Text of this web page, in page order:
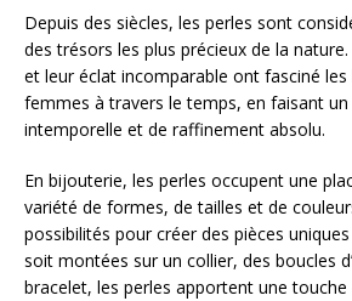
Depuis des siècles, les perles sont
des trésors les plus précieux de la
et leur éclat incomparable ont fasciné
femmes à travers le temps, en faisant un
intemporelle et de raffinement absolu.
En bijouterie, les perles occupent une
variété de formes, de tailles et de
possibilités pour créer des pièces
soit montées sur un collier, des boucles
bracelet, les perles apportent une